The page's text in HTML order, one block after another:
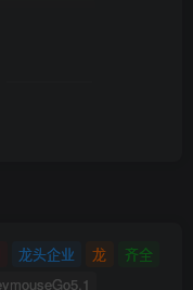
龙头企业 龙
齐全